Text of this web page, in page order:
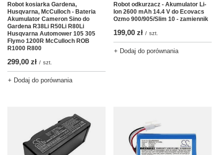
Robot kosiarka Gardena,
Husqvarna, McCulloch - Bateria
Akumulator Cameron Sino do
Gardena R38Li R50Li R80Li
Husqvarna Automower 105 305
Flymo 1200R McCulloch ROB
R1000 R800
299,00 zł / szt.
+ Dodaj do porównania
Robot odkurzacz - Akumulator Li-
Ion 2600 mAh 14.4 V do Ecovacs
Ozmo 900/905/Slim 10 - zamiennik
199,00 zł / szt.
+ Dodaj do porównania